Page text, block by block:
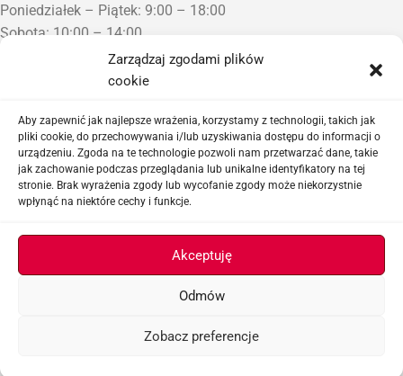
Zarządzaj zgodami plików
cookie
Aby zapewnić jak najlepsze wrażenia, korzystamy z technologii, takich jak
pliki cookie, do przechowywania i/lub uzyskiwania dostępu do informacji o
urządzeniu. Zgoda na te technologie pozwoli nam przetwarzać dane, takie
jak zachowanie podczas przeglądania lub unikalne identyfikatory na tej
stronie. Brak wyrażenia zgody lub wycofanie zgody może niekorzystnie
wpłynąć na niektóre cechy i funkcje.
Akceptuję
Odmów
Zobacz preferencje
Poniedziałek – Piątek: 9:00 – 18:00
Sobota: 10:00 – 14:00
Niedziela: Zamknięte
Punkt Odbioru zamówień
Proszę o wcześniejszy kontakt telefoniczny
Sklep airsoftowy i serwis replik ASG